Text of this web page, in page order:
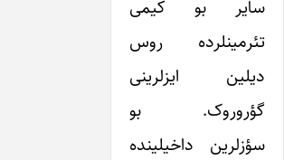
سایر بو کیمی
تئرمینلرده روس
دیلین ایزلرینی
گؤروروک. بو
سؤزلرین داخیلینده